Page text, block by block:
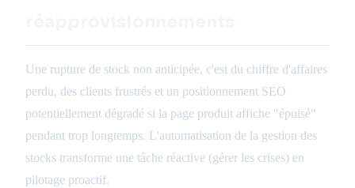
Une rupture de stock non anticipée, c'est du chiffre d'affaires
perdu, des clients frustrés et un positionnement SEO
potentiellement dégradé si la page produit affiche "épuisé"
pendant trop longtemps. L'automatisation de la gestion des
stocks transforme une tâche réactive (gérer les crises) en
pilotage proactif.